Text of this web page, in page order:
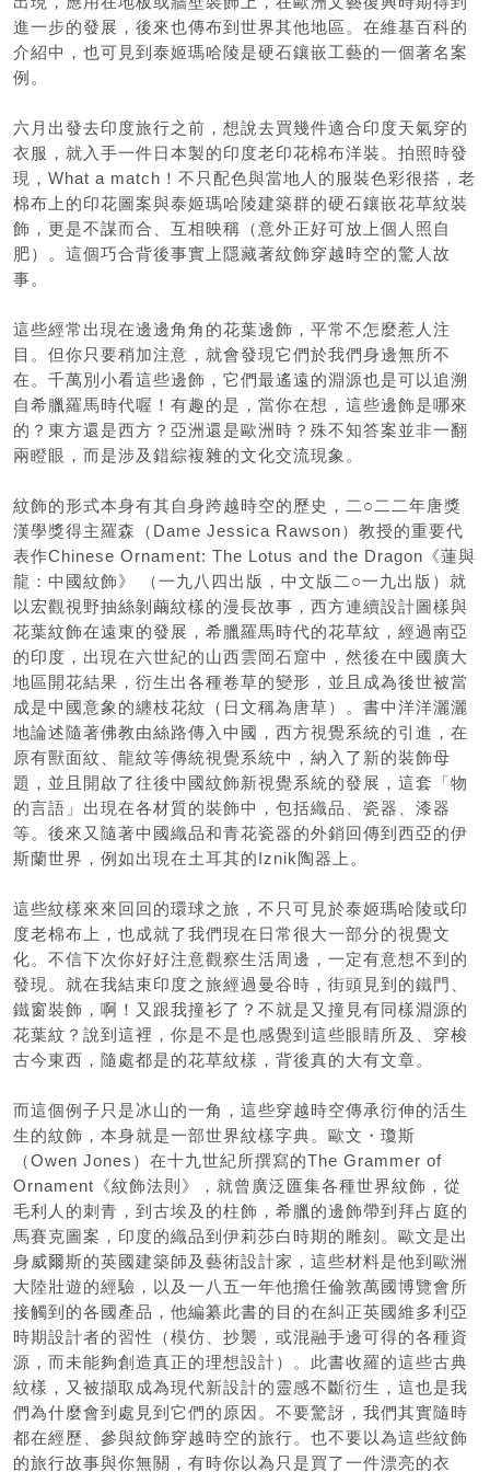
進一步的發展，後來也傳布到世界其他地區。在維基百科的
介紹中，也可見到泰姬瑪哈陵是硬石鑲嵌工藝的一個著名案
例。
六月出發去印度旅行之前，想說去買幾件適合印度天氣穿的
衣服，就入手一件日本製的印度老印花棉布洋裝。拍照時發
現，What a match！不只配色與當地人的服裝色彩很搭，老
棉布上的印花圖案與泰姬瑪哈陵建築群的硬石鑲嵌花草紋裝
飾，更是不謀而合、互相映稱（意外正好可放上個人照自
肥）。這個巧合背後事實上隱藏著紋飾穿越時空的驚人故
事。
這些經常出現在邊邊角角的花葉邊飾，平常不怎麼惹人注
目。但你只要稍加注意，就會發現它們於我們身邊無所不
在。千萬別小看這些邊飾，它們最遙遠的淵源也是可以追溯
自希臘羅馬時代喔！有趣的是，當你在想，這些邊飾是哪來
的？東方還是西方？亞洲還是歐洲時？殊不知答案並非一翻
兩瞪眼，而是涉及錯綜複雜的文化交流現象。
紋飾的形式本身有其自身跨越時空的歷史，二○二二年唐獎
漢學獎得主羅森（Dame Jessica Rawson）教授的重要代
表作Chinese Ornament: The Lotus and the Dragon《蓮與
龍：中國紋飾》 （一九八四出版，中文版二○一九出版）就
以宏觀視野抽絲剝繭紋樣的漫長故事，西方連續設計圖樣與
花葉紋飾在遠東的發展，希臘羅馬時代的花草紋，經過南亞
的印度，出現在六世紀的山西雲岡石窟中，然後在中國廣大
地區開花結果，衍生出各種卷草的變形，並且成為後世被當
成是中國意象的纏枝花紋（日文稱為唐草）。書中洋洋灑灑
地論述隨著佛教由絲路傳入中國，西方視覺系統的引進，在
原有獸面紋、龍紋等傳統視覺系統中，納入了新的裝飾母
題，並且開啟了往後中國紋飾新視覺系統的發展，這套「物
的言語」出現在各材質的裝飾中，包括織品、瓷器、漆器
等。後來又隨著中國織品和青花瓷器的外銷回傳到西亞的伊
斯蘭世界，例如出現在土耳其的Iznik陶器上。
這些紋樣來來回回的環球之旅，不只可見於泰姬瑪哈陵或印
度老棉布上，也成就了我們現在日常很大一部分的視覺文
化。不信下次你好好注意觀察生活周邊，一定有意想不到的
發現。就在我結束印度之旅經過曼谷時，街頭見到的鐵門、
鐵窗裝飾，啊！又跟我撞衫了？不就是又撞見有同樣淵源的
花葉紋？說到這裡，你是不是也感覺到這些眼睛所及、穿梭
古今東西，隨處都是的花草紋樣，背後真的大有文章。
而這個例子只是冰山的一角，這些穿越時空傳承衍伸的活生
生的紋飾，本身就是一部世界紋樣字典。歐文・瓊斯
（Owen Jones）在十九世紀所撰寫的The Grammer of
Ornament《紋飾法則》，就曾廣泛匯集各種世界紋飾，從
毛利人的刺青，到古埃及的柱飾，希臘的邊飾帶到拜占庭的
馬賽克圖案，印度的織品到伊莉莎白時期的雕刻。歐文是出
身威爾斯的英國建築師及藝術設計家，這些材料是他到歐洲
大陸壯遊的經驗，以及一八五一年他擔任倫敦萬國博覽會所
接觸到的各國產品，他編纂此書的目的在糾正英國維多利亞
時期設計者的習性（模仿、抄襲，或混融手邊可得的各種資
源，而未能夠創造真正的理想設計）。此書收羅的這些古典
紋樣，又被擷取成為現代新設計的靈感不斷衍生，這也是我
們為什麼會到處見到它們的原因。不要驚訝，我們其實隨時
都在經歷、參與紋飾穿越時空的旅行。也不要以為這些紋飾
的旅行故事與你無關，有時你以為只是買了一件漂亮的衣